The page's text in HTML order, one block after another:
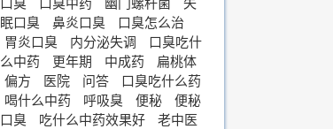
眠口臭
鼻炎口臭
口臭怎么治
胃炎口臭
内分泌失调
口臭吃什
么中药
更年期 中成药
扁桃体
偏方
医院 问答
口臭吃什么药
喝什么中药
呼吸臭 便秘
便秘
口臭
吃什么中药效果好 老中医